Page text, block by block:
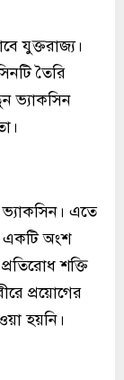
যুক্তরাজ্য।
তৈরি
ভ্যাকসিন
এতে
একটি অংশ
শক্তি
প্রয়োগের
হয়নি।